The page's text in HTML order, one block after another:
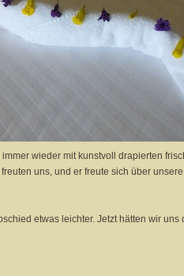
wieder mit kunstvoll drapierten
uns, und er freute sich über
etwas leichter. Jetzt hätten wir uns